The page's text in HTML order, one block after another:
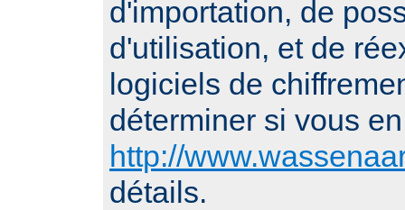
d'importation, de
d'utilisation, et de
logiciels de
déterminer si vous
http://
détails.